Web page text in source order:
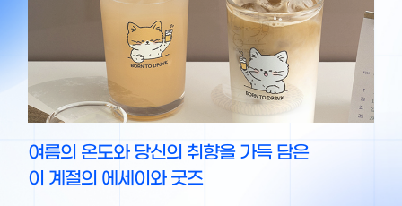
여름의 온도와 당신의 취향을 가득 담은
이 계절의 에세이와 굿즈